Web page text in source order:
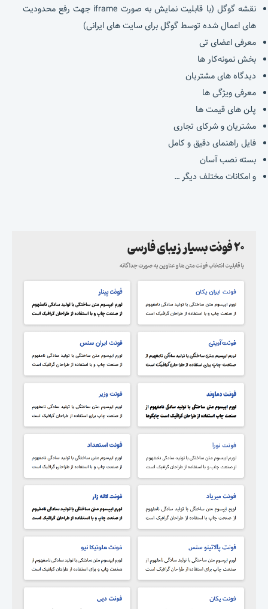
نقشه گوگل (با قابلیت نمایش به صورت iframe جهت رفع محدودیت
های اعمال شده توسط گوگل برای سایت های ایرانی)
معرفی اعضای تی
بخش نمونه‌کار ها
دیدگاه های مشتریان
معرفی ویژگی ها
پلن های قیمت ها
مشتریان و شرکای تجاری
فایل راهنمای دقیق و کامل
بسته نصب آسان
و امکانات مختلف دیگر …